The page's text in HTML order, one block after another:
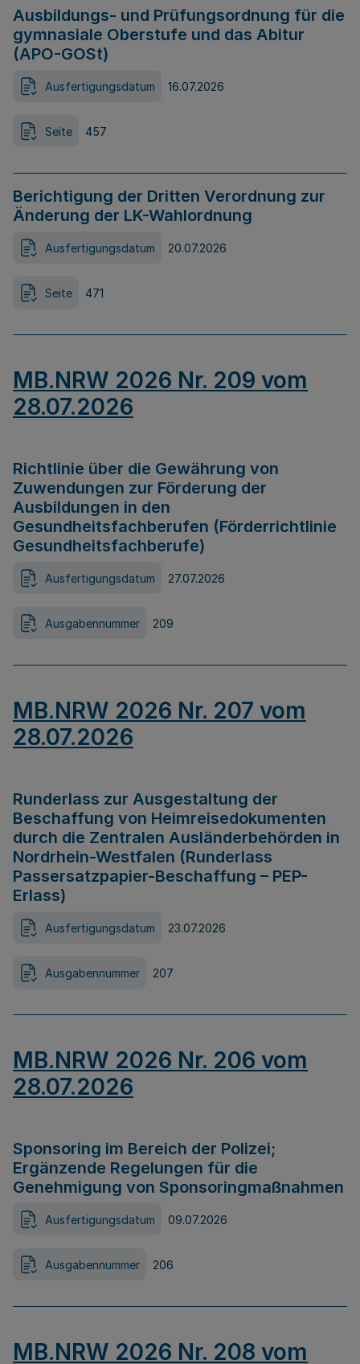
Ausbildungs- und Prüfungsordnung für die
gymnasiale Oberstufe und das Abitur
(APO-GOSt)
Ausfertigungsdatum 16.07.2026
Seite 457
Berichtigung der Dritten Verordnung zur
Änderung der LK-Wahlordnung
Ausfertigungsdatum 20.07.2026
Seite 471
MB.NRW 2026 Nr. 209 vom
28.07.2026
Richtlinie über die Gewährung von
Zuwendungen zur Förderung der
Ausbildungen in den
Gesundheitsfachberufen (Förderrichtlinie
Gesundheitsfachberufe)
Ausfertigungsdatum 27.07.2026
Ausgabennummer 209
MB.NRW 2026 Nr. 207 vom
28.07.2026
Runderlass zur Ausgestaltung der
Beschaffung von Heimreisedokumenten
durch die Zentralen Ausländerbehörden in
Nordrhein-Westfalen (Runderlass
Passersatzpapier-Beschaffung – PEP-
Erlass)
Ausfertigungsdatum 23.07.2026
Ausgabennummer 207
MB.NRW 2026 Nr. 206 vom
28.07.2026
Sponsoring im Bereich der Polizei;
Ergänzende Regelungen für die
Genehmigung von Sponsoringmaßnahmen
Ausfertigungsdatum 09.07.2026
Ausgabennummer 206
MB.NRW 2026 Nr. 208 vom